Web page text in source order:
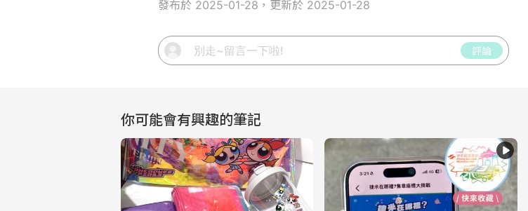
發布於 2025-01-28，更新於 2025-01-28
評論
你可能會有興趣的筆記